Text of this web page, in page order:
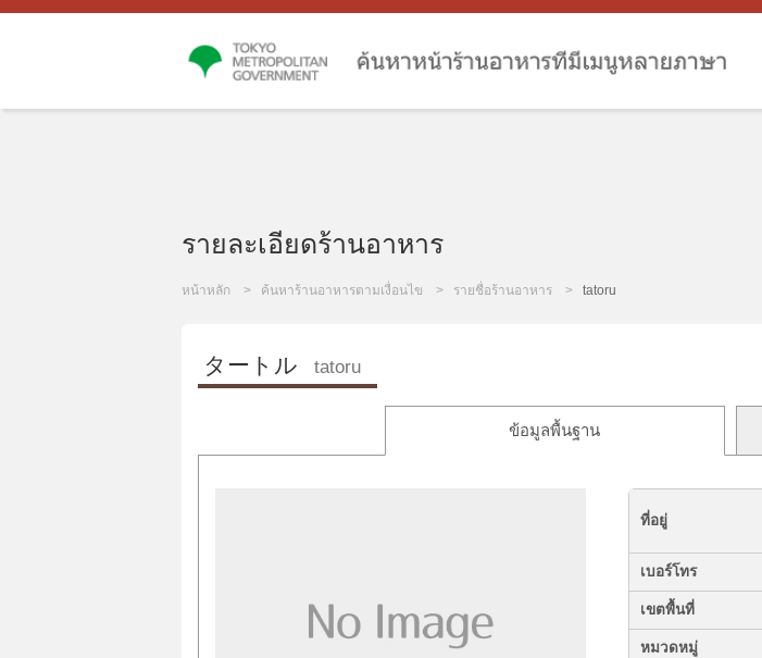
รายละเอียดร้านอาหาร
หน้าหลัก ค้นหาร้านอาหารตามเงื่อนไข รายชื่อร้านอาหาร tatoru
タートル tatoru
ข้อมูลพื้นฐาน
ที่อยู่
เบอร์โทร
เขตพื้นที่
หมวดหมู่